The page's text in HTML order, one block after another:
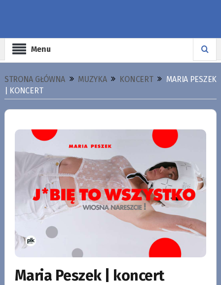
Menu
STRONA GŁÓWNA MUZYKA KONCERT
MARIA PESZEK
| KONCERT
Maria Peszek | koncert